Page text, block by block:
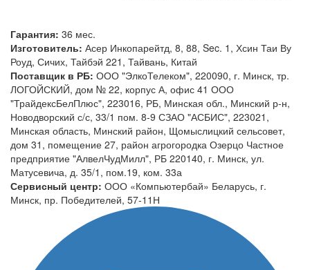
Гарантия: 36 мес.
Изготовитель: Асер Инкопарейтд, 8, 88, Sec. 1, Хсин Таи Ву
Роуд, Сичих, Тайбэй 221, Тайвань, Китай
Поставщик в РБ: ООО "ЭлкоТелеком", 220090, г. Минск, тр.
ЛОГОЙСКИЙ, дом № 22, корпус А, офис 41 ООО
"ТрайдексБелПлюс", 223016, РБ, Минская обл., Минский р-н,
Новодворский с/с, 33/1 пом. 8-9 СЗАО "АСБИС", 223021,
Минская область, Минский район, Щомыслицкий сельсовет,
дом 31, помещение 27, район агрогородка Озерцо Частное
предприятие "АлвелЧудМилл", РБ 220140, г. Минск, ул.
Матусевича, д. 35/1, пом.19, ком. 33а
Сервисный центр: ООО «Компьютербай» Беларусь, г.
Минск, пр. Победителей, 57-11Н